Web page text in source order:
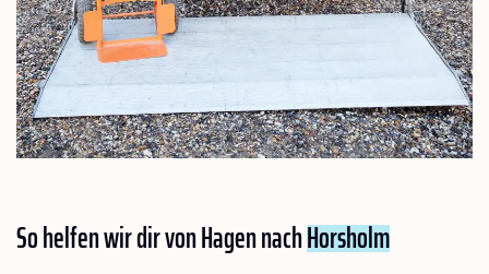
So helfen wir dir von Hagen nachHorsholm